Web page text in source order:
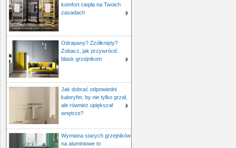
komfort ciepła na Twoich
zasadach
Odrapany? Zżółknięty?
Zobacz, jak przywrócić
blask grzejnikom
Jak dobrać odpowiedni
kaloryfer, by nie tylko grzał,
ale również upiększał
wnętrze?
Wymiana starych grzejników
na aluminiowe to